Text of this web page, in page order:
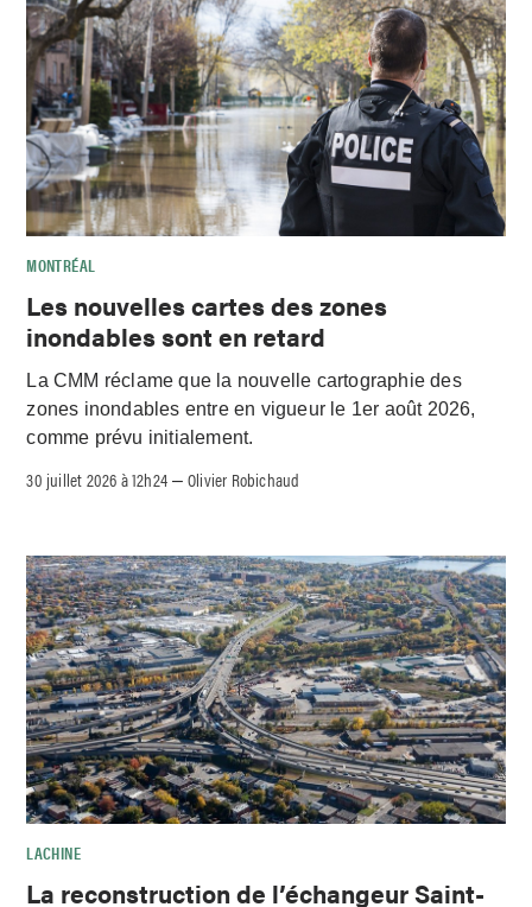
MONTRÉAL
Les nouvelles cartes des zones
inondables sont en retard
La CMM réclame que la nouvelle cartographie des
zones inondables entre en vigueur le 1er août 2026,
comme prévu initialement.
30 juillet 2026 à 12h24 –Olivier Robichaud
LACHINE
La reconstruction de l’échangeur Saint-